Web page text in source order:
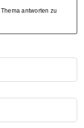
antworten zu